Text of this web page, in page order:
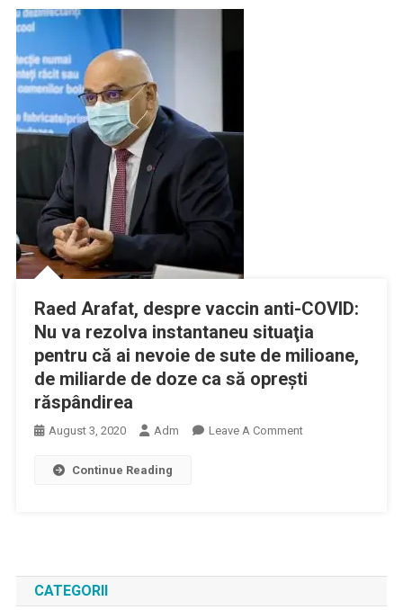
Raed Arafat, despre vaccin anti-COVID:
Nu va rezolva instantaneu situaţia
pentru că ai nevoie de sute de milioane,
de miliarde de doze ca să opreşti
răspândirea
August 3, 2020 Adm Leave A CommentOn
Nu
Continue Reading
CATEGORII